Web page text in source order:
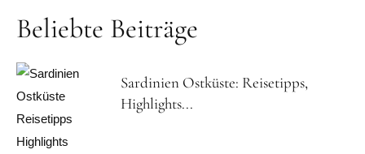
Beliebte Beiträge
Sardinien Ostküste: Reisetipps,
Highlights...